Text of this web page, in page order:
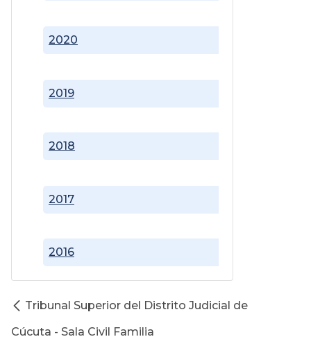
2016
2017
2018
2019
2020
Tribunal Superior del Distrito Judicial de
Cúcuta - Sala Civil Familia